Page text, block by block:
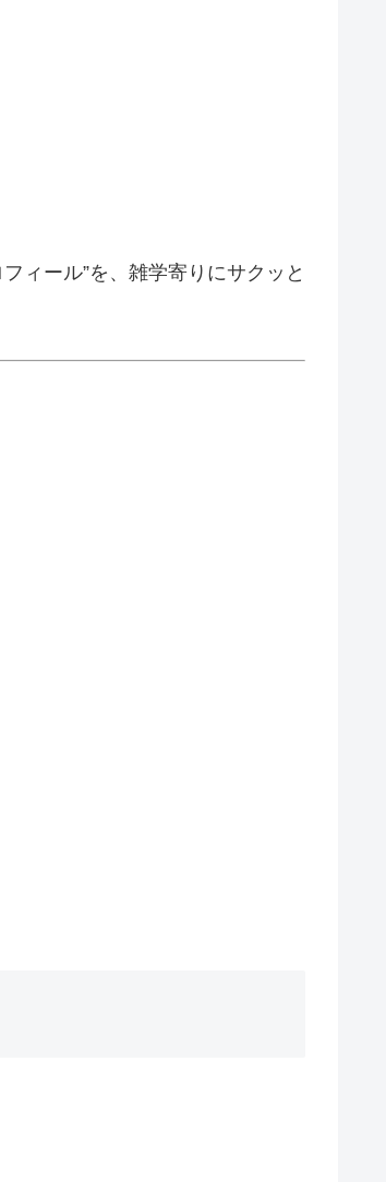
ィール”を、雑学寄りにサクッと